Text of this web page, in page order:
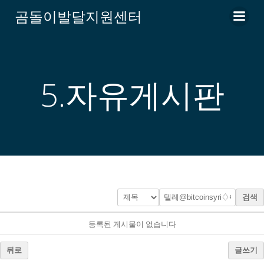
to
곰돌이발달지원센터
5.자유게시판
검색
등록된 게시물이 없습니다
뒤로 글쓰기